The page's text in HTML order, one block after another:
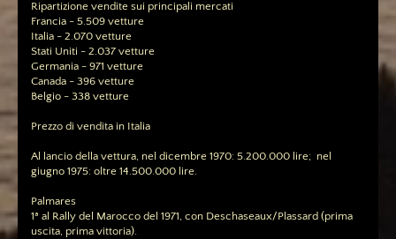
Ripartizione vendite sui principali mercati
Francia - 5.509 vetture
Italia - 2.070 vetture
Stati Uniti - 2.037 vetture
Germania - 971 vetture
Canada - 396 vetture
Belgio - 338 vetture
Prezzo di vendita in Italia
Al lancio della vettura, nel dicembre 1970: 5.200.000 lire; nel
giugno 1975: oltre 14.500.000 lire.
Palmares
1ª al Rally del Marocco del 1971, con Deschaseaux/Plassard (prima
uscita, prima vittoria).